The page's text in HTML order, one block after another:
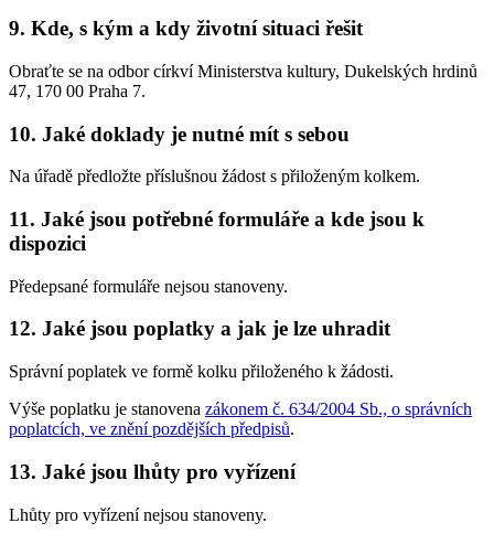
9. Kde, s kým a kdy životní situaci řešit
Obraťte se na odbor církví Ministerstva kultury, Dukelských hrdinů
47, 170 00 Praha 7.
10. Jaké doklady je nutné mít s sebou
Na úřadě předložte příslušnou žádost s přiloženým kolkem.
11. Jaké jsou potřebné formuláře a kde jsou k
dispozici
Předepsané formuláře nejsou stanoveny.
12. Jaké jsou poplatky a jak je lze uhradit
Správní poplatek ve formě kolku přiloženého k žádosti.
Výše poplatku je stanovena zákonem č. 634/2004 Sb., o správních
poplatcích, ve znění pozdějších předpisů.
13. Jaké jsou lhůty pro vyřízení
Lhůty pro vyřízení nejsou stanoveny.